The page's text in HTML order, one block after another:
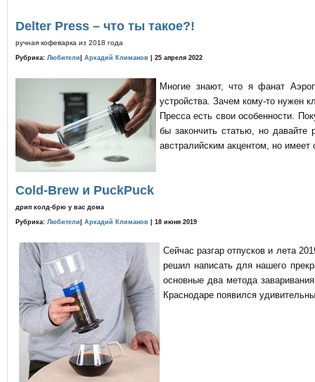
Delter Press – что ты такое?!
ручная кофеварка из 2018 года
Рубрика: Любители Аркадий Климанов | 25 апреля 2022
Многие знают, что я фанат
устройства. Зачем кому-то нужен
Пресса есть свои особенности.
бы закончить статью, но давайте
австралийским акцентом, но имеет
Cold-Brew и PuckPuck
дрип колд-брю у вас дома
Рубрика: Любители Аркадий Климанов | 18 июня 2019
Сейчас разгар отпусков и лета
решил написать для нашего
основные два метода
Краснодаре появился